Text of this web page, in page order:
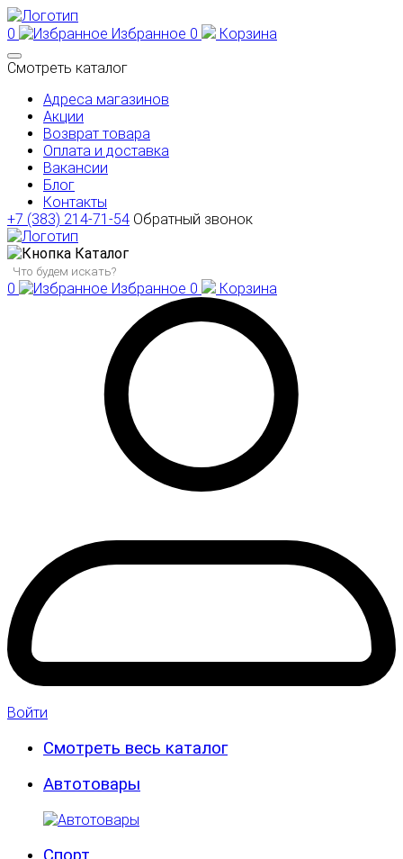
0 Избранное 0
Корзина
Смотреть каталог
Адреса магазинов
Акции
Возврат товара
Оплата и доставка
Вакансии
Блог
Контакты
+7 (383) 214-71-54 Обратный звонок
Каталог
0 Избранное 0 Корзина
Войти
Смотреть весь каталог
Автотовары